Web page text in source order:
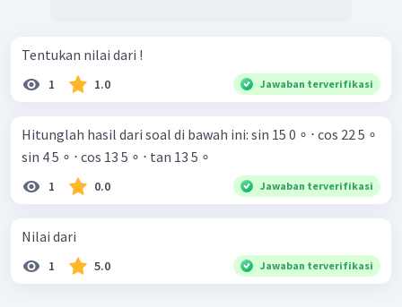
Tentukan nilai dari !
1 1.0 Jawaban terverifikasi
Hitunglah hasil dari soal di bawah ini: sin 15 0 ∘ ⋅ cos 22 5 ∘
sin 4 5 ∘ ⋅ cos 13 5 ∘ ⋅ tan 13 5 ∘ ​
1 0.0 Jawaban terverifikasi
Nilai dari
1 5.0 Jawaban terverifikasi